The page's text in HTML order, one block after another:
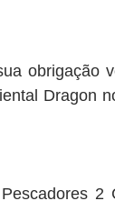
obrigação
ental Dragon